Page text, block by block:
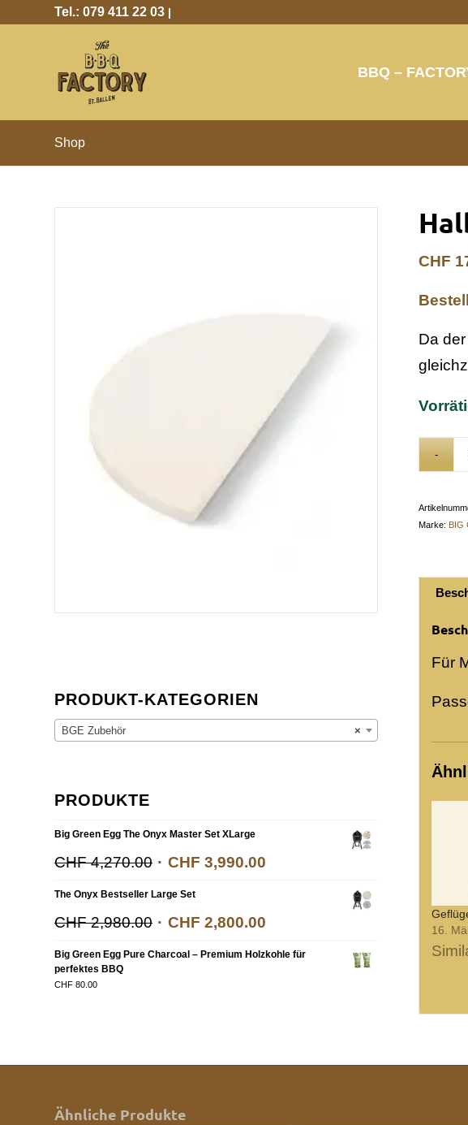
Tel.: 079 411 22 03 |
BBQ –
Shop
PRODUKT-KATEGORIEN
×
BGE Zubehör
PRODUKTE
Big Green Egg The Onyx Master Set XLarge
CHF4,270.00 CHF 3,990.00
The Onyx Bestseller Large Set
CHF2,980.00 CHF 2,800.00
Big Green Egg Pure Charcoal – Premium Holzkohle für
perfektes BBQ
CHF 80.00
CHF
Da
Marke: BIG
Für
16.
Ähnliche Produkte